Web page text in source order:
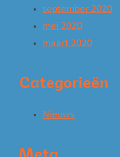
september 2020
mei 2020
maart 2020
Categorieën
Nieuws
Meta